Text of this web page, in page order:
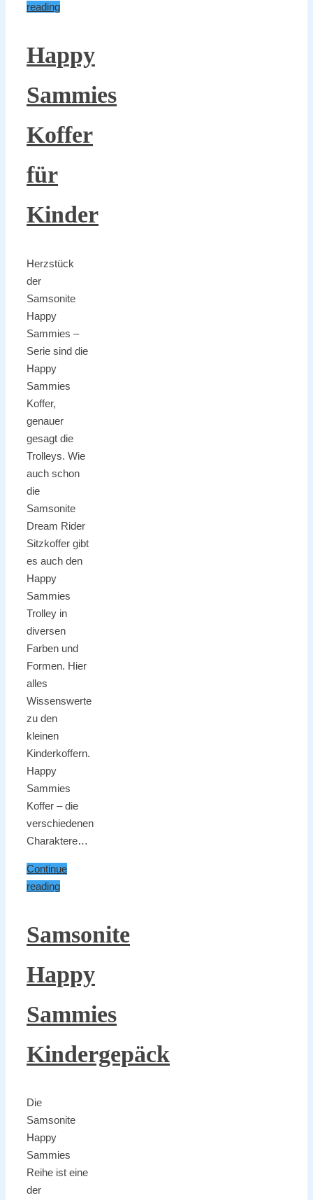
reading
Happy
Sammies
Koffer
für
Kinder
Herzstück
der
Samsonite
Happy
Sammies –
Serie sind die
Happy
Sammies
Koffer,
genauer
gesagt die
Trolleys. Wie
auch schon
die
Samsonite
Dream Rider
Sitzkoffer gibt
es auch den
Happy
Sammies
Trolley in
diversen
Farben und
Formen. Hier
alles
Wissenswerte
zu den
kleinen
Kinderkoffern.
Happy
Sammies
Koffer – die
verschiedenen
Charaktere…
Continue
reading
Samsonite
Happy
Sammies
Kindergepäck
Die
Samsonite
Happy
Sammies
Reihe ist eine
der